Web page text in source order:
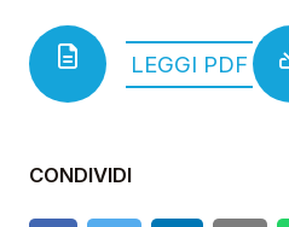
LEGGI PDF
CONDIVIDI